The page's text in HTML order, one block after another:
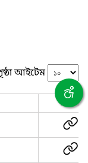
আইটেম
লিংক